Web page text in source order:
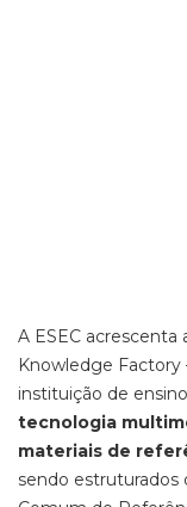
A ESEC acrescenta
Knowledge Factory
instituição de
tecnologia
materiais de
sendo estruturados